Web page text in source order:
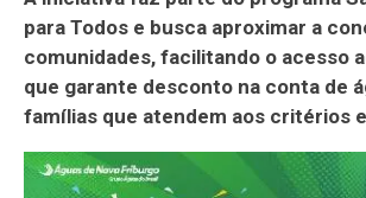
para Todos e busca aproximar a
comunidades, facilitando o acesso
que garante desconto na conta de
famílias que atendem aos critérios